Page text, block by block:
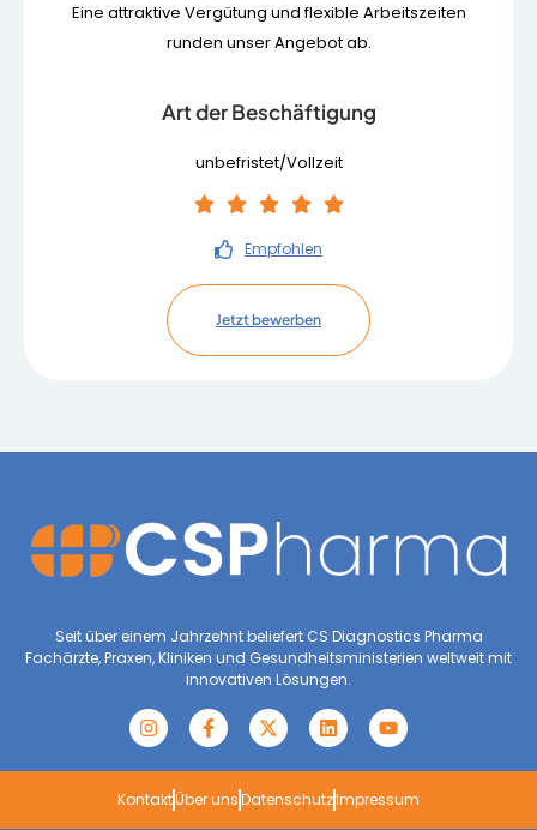
Eine attraktive Vergütung und flexible Arbeitszeiten
runden unser Angebot ab.
Art der Beschäftigung
unbefristet/Vollzeit
    
Empfohlen
Jetzt bewerben
Seit über einem Jahrzehnt beliefert CS Diagnostics Pharma
Fachärzte, Praxen, Kliniken und Gesundheitsministerien weltweit mit
innovativen Lösungen.
KontaktÜber unsDatenschutzImpressum